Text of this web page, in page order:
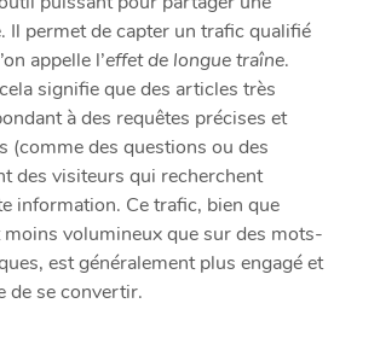
Il permet de capter un trafic qualifié
appelle l’effet de longue traîne.
signifie que des articles très
à des requêtes précises et
(comme des questions ou des
des visiteurs qui recherchent
information. Ce trafic, bien que
volumineux que sur des mots-
est généralement plus engagé et
de se convertir.